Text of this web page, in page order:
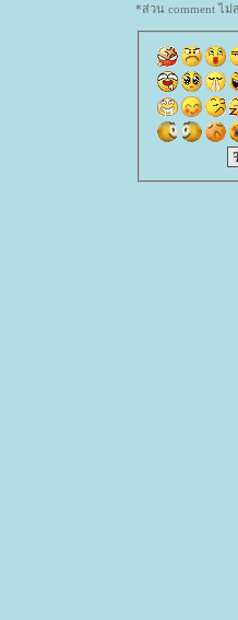
*ส่วน comment ไม่